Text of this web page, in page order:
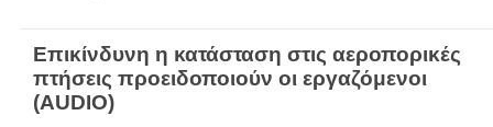
Επικίνδυνη η κατάσταση στις αεροπορικές
πτήσεις προειδοποιούν οι εργαζόμενοι
(AUDIO)